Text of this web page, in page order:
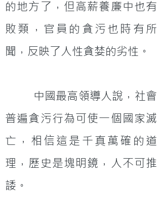
的地方了，但高薪養廉中也有
敗類，官員的貪污也時有所
聞，反映了人性貪婪的劣性。
普遍貪污行為可使一個國家滅
亡，相信這是千真萬確的道
理，歷史是塊明鏡，人不可推
諉。